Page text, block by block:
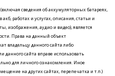
сведения об аккумуляторных батареях,
работах и услугах, описания, статьи и
изображения, аудио и видео), является
Права на данный объект
владельцу данного сайта либо
данного сайта вправе использовать
для личного ознакомления. Иное
на других сайтах, перепечатка и т.п.)